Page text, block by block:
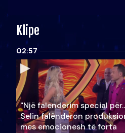
Klipe
02:57
"Një falenderim special
Selin falënderon
mes emocionesh të forta